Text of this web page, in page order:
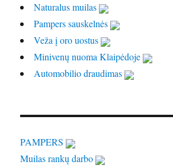
Naturalus muilas
Pampers sauskelnės
Veža į oro uostus
Minivenų nuoma Klaipėdoje
Automobilio draudimas
PAMPERS
Muilas rankų darbo